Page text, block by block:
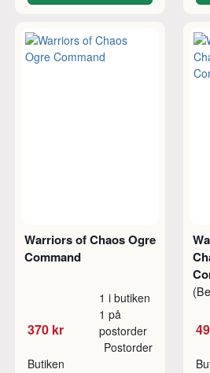
Warriors of Chaos Ogre
Command
370 kr
1 i butiken
1 på
postorder
Butiken
Postorder